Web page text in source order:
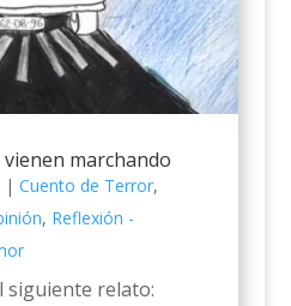
marchando
| Cuento de Terror,
, Reflexión -
siguiente relato: